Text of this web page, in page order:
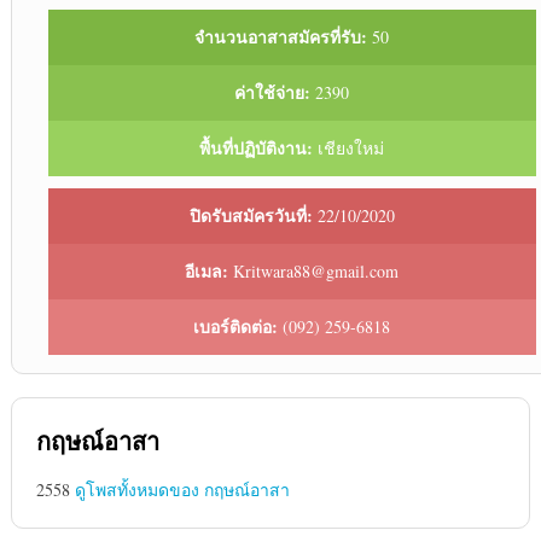
จำนวนอาสาสมัครที่รับ: 50
ค่าใช้จ่าย: 2390
พื้นที่ปฏิบัติงาน: เชียงใหม่
ปิดรับสมัครวันที่: 22/10/2020
อีเมล: Kritwara88@gmail.com
เบอร์ติดต่อ: (092) 259-6818
กฤษณ์อาสา
2558 ดูโพสทั้งหมดของ กฤษณ์อาสา